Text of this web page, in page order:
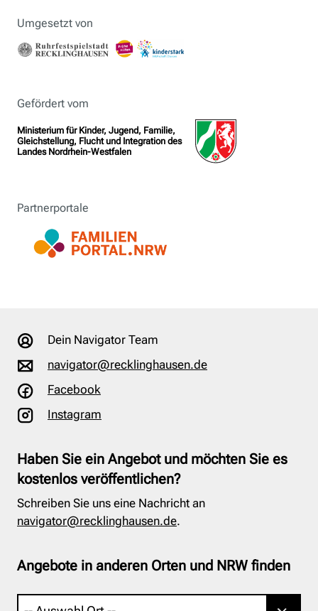
Umgesetzt von
Gefördert vom
Ministerium für Kinder, Jugend, Familie,
Gleichstellung, Flucht und Integration des
Landes Nordrhein-Westfalen
Partnerportale
Dein Navigator Team
navigator@recklinghausen.de
Facebook
Instagram
Haben Sie ein Angebot und möchten Sie es
kostenlos veröffentlichen?
Schreiben Sie uns eine Nachricht an
navigator@recklinghausen.de.
Angebote in anderen Orten und NRW finden